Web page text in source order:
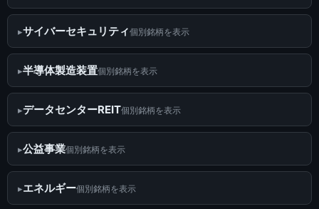
サイバーセキュリティ個別銘柄を表示
半導体製造装置個別銘柄を表示
データセンターREIT個別銘柄を表示
公益事業個別銘柄を表示
エネルギー個別銘柄を表示